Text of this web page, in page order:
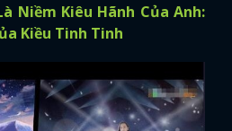
Niềm Kiêu Hãnh Của Anh:
Kiều Tinh Tinh